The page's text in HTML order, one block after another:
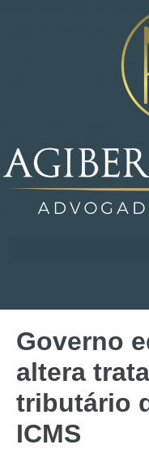
Governo
altera
tributário
ICMS